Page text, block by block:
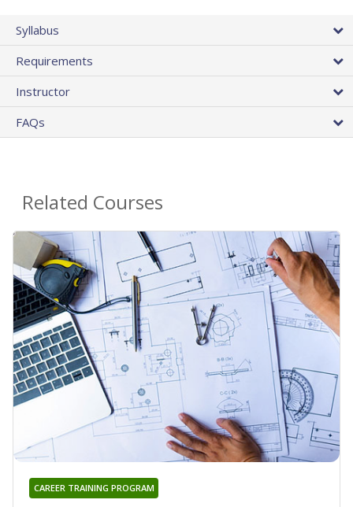
Syllabus
Requirements
Instructor
FAQs
Related Courses
CAREER TRAINING PROGRAM